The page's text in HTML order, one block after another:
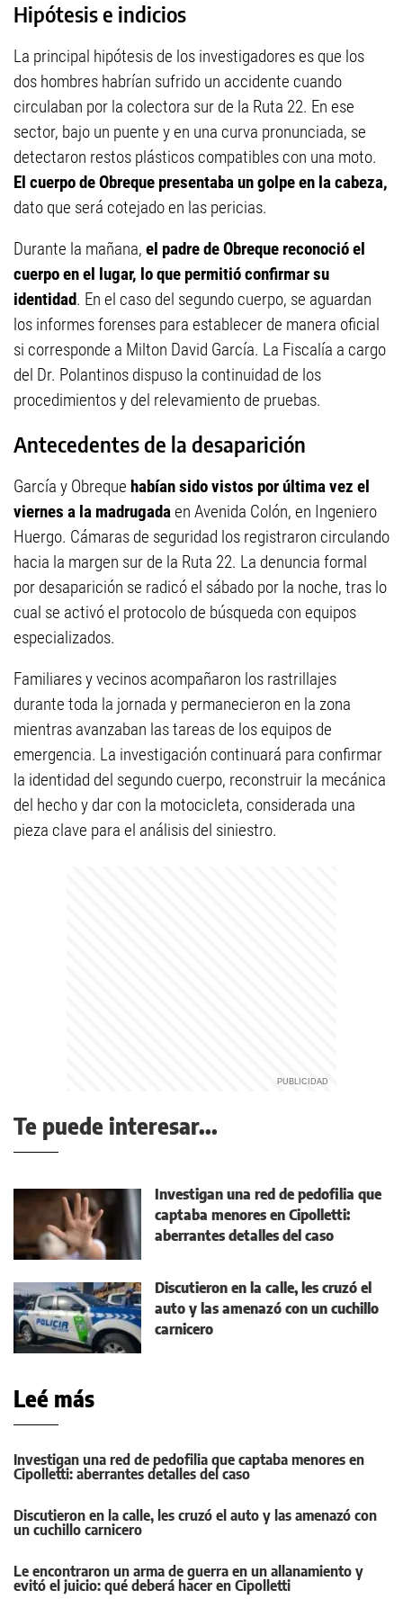
Hipótesis e indicios
La principal hipótesis de los investigadores es que los
dos hombres habrían sufrido un accidente cuando
circulaban por la colectora sur de la Ruta 22. En ese
sector, bajo un puente y en una curva pronunciada, se
detectaron restos plásticos compatibles con una moto.
El cuerpo de Obreque presentaba un golpe en la cabeza,
dato que será cotejado en las pericias.
Durante la mañana, el padre de Obreque reconoció el
cuerpo en el lugar, lo que permitió confirmar su
identidad. En el caso del segundo cuerpo, se aguardan
los informes forenses para establecer de manera oficial
si corresponde a Milton David García. La Fiscalía a cargo
del Dr. Polantinos dispuso la continuidad de los
procedimientos y del relevamiento de pruebas.
Antecedentes de la desaparición
García y Obreque habían sido vistos por última vez el
viernes a la madrugadaen Avenida Colón, en Ingeniero
Huergo. Cámaras de seguridad los registraron circulando
hacia la margen sur de la Ruta 22. La denuncia formal
por desaparición se radicó el sábado por la noche, tras lo
cual se activó el protocolo de búsqueda con equipos
especializados.
Familiares y vecinos acompañaron los rastrillajes
durante toda la jornada y permanecieron en la zona
mientras avanzaban las tareas de los equipos de
emergencia. La investigación continuará para confirmar
la identidad del segundo cuerpo, reconstruir la mecánica
del hecho y dar con la motocicleta, considerada una
pieza clave para el análisis del siniestro.
Te puede interesar...
Investigan una red de pedofilia que
captaba menores en Cipolletti:
aberrantes detalles del caso
Discutieron en la calle, les cruzó el
auto y las amenazó con un cuchillo
carnicero
Leé más
Investigan una red de pedofilia que captaba menores en
Cipolletti: aberrantes detalles del caso
Discutieron en la calle, les cruzó el auto y las amenazó con
un cuchillo carnicero
Le encontraron un arma de guerra en un allanamiento y
evitó el juicio: qué deberá hacer en Cipolletti